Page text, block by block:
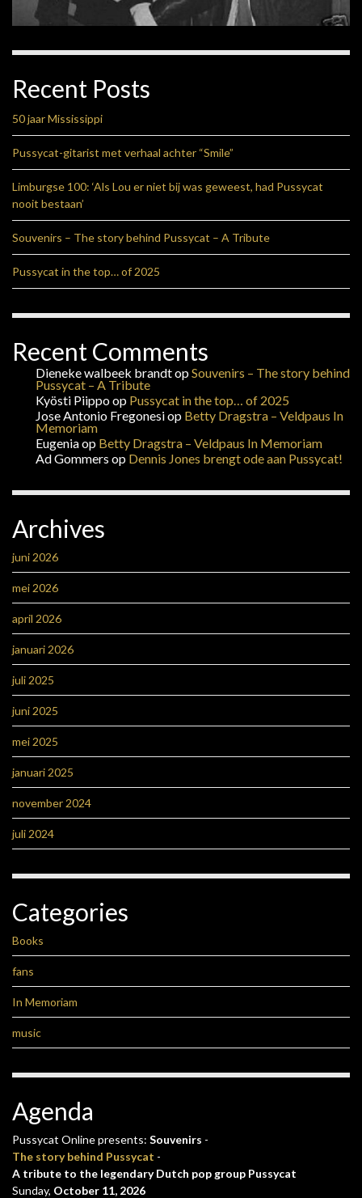
Recent Posts
50 jaar Mississippi
Pussycat-gitarist met verhaal achter “Smile”
Limburgse 100: ‘Als Lou er niet bij was geweest, had Pussycat
nooit bestaan’
Souvenirs – The story behind Pussycat – A Tribute
Pussycat in the top… of 2025
Recent Comments
Dieneke walbeek brandtopSouvenirs – The story behind
Pussycat – A Tribute
Kyösti Piippoop Pussycat in the top… of 2025
Jose Antonio Fregonesiop Betty Dragstra – Veldpaus In
Memoriam
Eugeniaop Betty Dragstra – Veldpaus In Memoriam
Ad Gommers op Dennis Jones brengt ode aan Pussycat!
Archives
juni 2026
mei 2026
april 2026
januari 2026
juli 2025
juni 2025
mei 2025
januari 2025
november 2024
juli 2024
Categories
Books
fans
In Memoriam
music
Agenda
Pussycat Online presents: Souvenirs -
The story behind Pussycat -
A tribute to the legendary Dutch pop group Pussycat
Sunday, October 11, 2026